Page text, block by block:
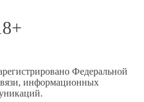
Федеральной
информационных